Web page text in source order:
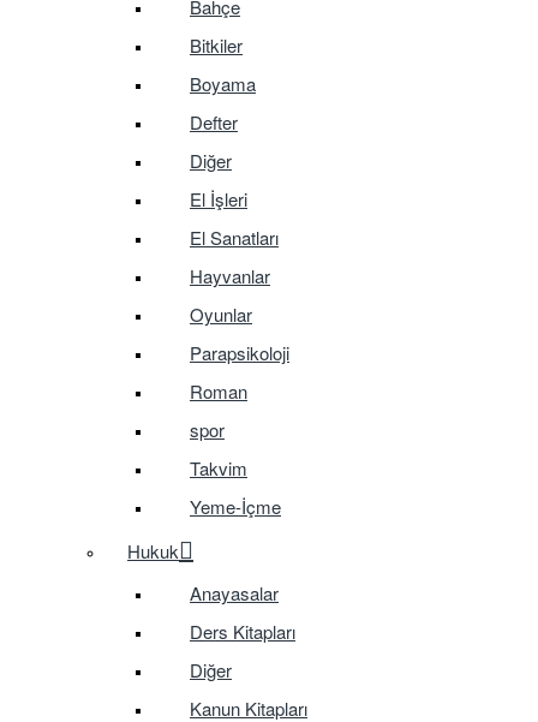
Bahçe
Bitkiler
Boyama
Defter
Diğer
El İşleri
El Sanatları
Hayvanlar
Oyunlar
Parapsikoloji
Roman
spor
Takvim
Yeme-İçme
Hukuk
Anayasalar
Ders Kitapları
Diğer
Kanun Kitapları